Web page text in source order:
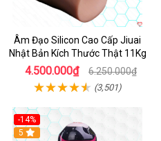
Âm Đạo Silicon Cao Cấp Jiuai
Nhật Bản Kích Thước Thật 11Kg
4.500.000₫ 6.250.000₫
(3,501)
-14%
Hot
5